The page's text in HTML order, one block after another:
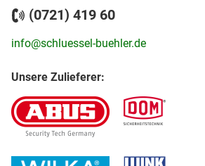
(0721) 419 60
info@schluessel-buehler.de
Unsere Zulieferer: